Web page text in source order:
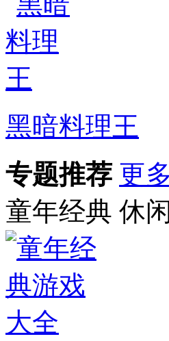
黑暗料理王
专题推荐 更多
童年经典 休